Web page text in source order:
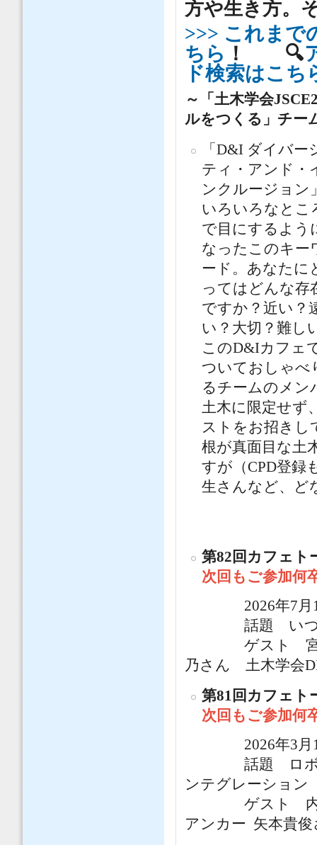
方や生き方。
>>> これまで
ちら ！ 🔍
ド検索はこち
～「土木学会
ルをつくる」チー
「D&I ダイバー
ティ・アンド・
ンクルージョン
いろいろなとこ
で目にするよう
なったこのキー
ード。あなたに
ってはどんな存
ですか？近い？
い？大切？難し
このD&Iカフェ
ついておしゃべ
るチームのメン
土木に限定せず
ストをお招きし
根が真面目な土
すが（CPD登録
生さんなど、ど
第82回カフェト
次回もご参加何
2026年7月17
話題 いつも
ゲスト 宮田
乃さん 土木学会
第81回カフェト
次回もご参加何
2026年3月13
話題 ロボット
ンテグレーション
ゲスト 内山
アンカー 矢本貴